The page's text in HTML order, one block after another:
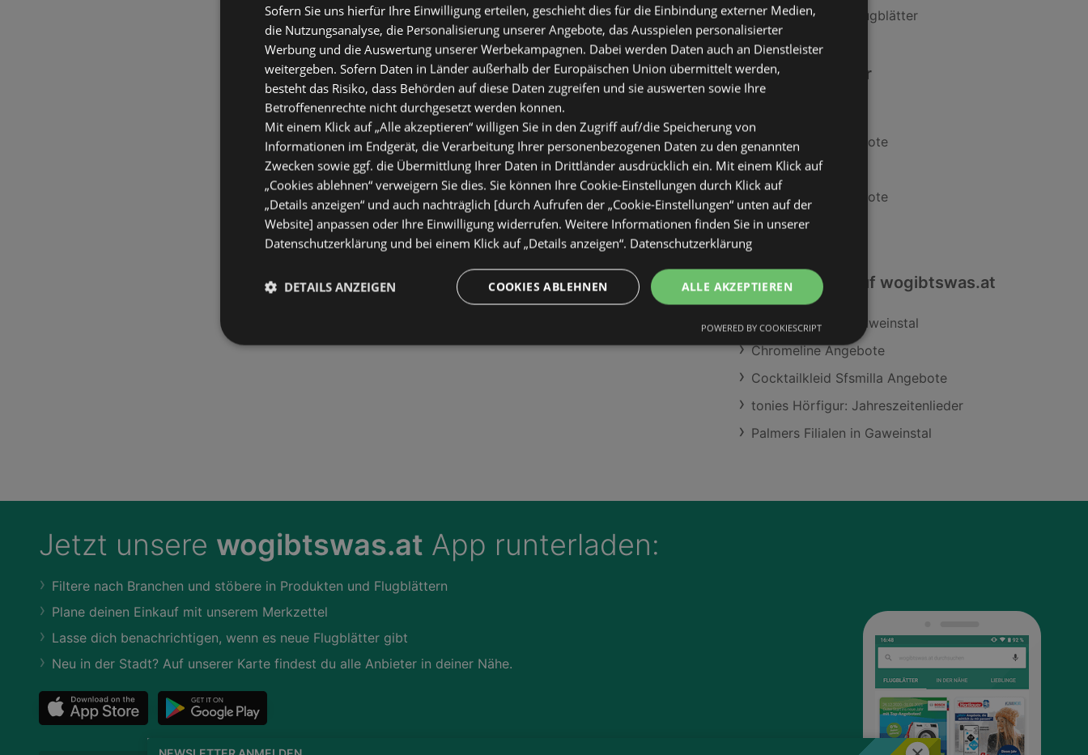
Schließen
Aktuelle HOFER Flugblätter
Ähnliche Händler
BILLA PLUS Angebote
MPREIS Angebote
Travel FREE Angebote
SPAR Angebote
Interessantes auf wogibtswas.at
BILLA Filialen in Gaweinstal
Chromeline Angebote
Cocktailkleid Sfsmilla Angebote
tonies Hörfigur: Jahreszeitenlieder
Palmers Filialen in Gaweinstal
Jetzt unsere wogibtswas.at App runterladen:
Filtere nach Branchen und stöbere in Produkten und Flugblättern
Plane deinen Einkauf mit unserem Merkzettel
Lasse dich benachrichtigen, wenn es neue Flugblätter gibt
Neu in der Stadt? Auf unserer Karte findest du alle Anbieter in deiner Nähe.
Sofern Sie uns hierfür Ihre Einwilligung erteilen, geschieht dies für die Einbindung externer Medien,
die Nutzungsanalyse, die Personalisierung unserer Angebote, das Ausspielen personalisierter
Werbung und die Auswertung unserer Werbekampagnen. Dabei werden Daten auch an Dienstleister
weitergeben. Sofern Daten in Länder außerhalb der Europäischen Union übermittelt werden,
besteht das Risiko, dass Behörden auf diese Daten zugreifen und sie auswerten sowie Ihre
Betroffenenrechte nicht durchgesetzt werden können.
Mit einem Klick auf „Alle akzeptieren“ willigen Sie in den Zugriff auf/die Speicherung von
Informationen im Endgerät, die Verarbeitung Ihrer personenbezogenen Daten zu den genannten
Zwecken sowie ggf. die Übermittlung Ihrer Daten in Drittländer ausdrücklich ein. Mit einem Klick auf
„Cookies ablehnen“ verweigern Sie dies. Sie können Ihre Cookie-Einstellungen durch Klick auf
„Details anzeigen“ und auch nachträglich [durch Aufrufen der „Cookie-Einstellungen“ unten auf der
Website] anpassen oder Ihre Einwilligung widerrufen. Weitere Informationen finden Sie in unserer
Datenschutzerklärung und bei einem Klick auf „Details anzeigen“. Datenschutzerklärung
ALLE AKZEPTIEREN
COOKIES ABLEHNEN
DETAILS ANZEIGEN
POWERED BY COOKIESCRIPT